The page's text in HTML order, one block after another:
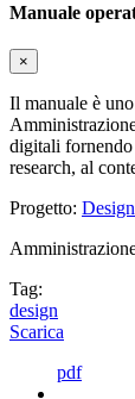
Manuale
×
Il manuale è
digitali
research, al
Progetto:
Tag:
design
Scarica
pdf